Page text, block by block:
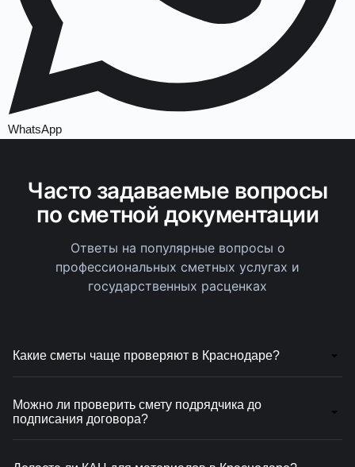
WhatsApp
Часто задаваемые вопросы
по сметной документации
Ответы на популярные вопросы о
профессиональных сметных услугах и
государственных расценках
Какие сметы чаще проверяют в Краснодаре?
благоустройство, инженерные сети и коммерческие
помещения. Основные риски — объемы, материалы
Можно ли проверить смету подрядчика до
подписания договора?